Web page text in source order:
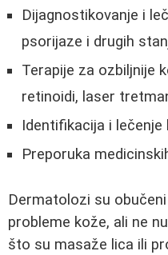
Dijagnostikovanje i
psorijaze i drugih
Terapije za ozbiljnije
retinoidi, laser
Identifikacija i
Preporuka
Dermatolozi su
probleme kože, ali ne
što su masaže lica ili